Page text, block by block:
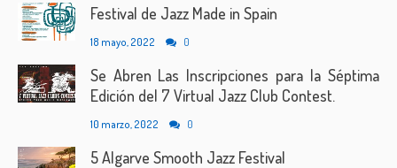
Festival de Jazz Made in Spain
18 mayo, 2022 0
Se Abren Las Inscripciones para la Séptima
Edición del 7 Virtual Jazz Club Contest.
10 marzo, 2022 0
5 Algarve Smooth Jazz Festival